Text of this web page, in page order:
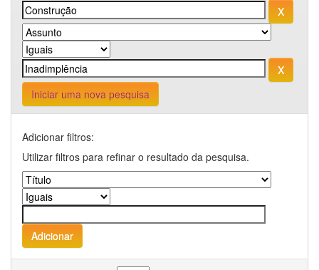
Iniciar uma nova pesquisa
Adicionar filtros:
Utilizar filtros para refinar o resultado da pesquisa.